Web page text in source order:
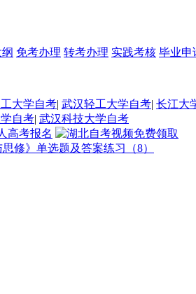
免考办理 转考办理 实践考核 毕业申
大学自考| 武汉轻工大学自考| 长江大
自考| 武汉科技大学自考
修》单选题及答案练习（8）